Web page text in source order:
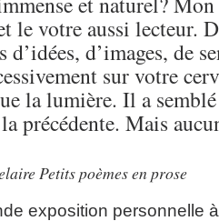
le votre aussi lecteur.
d’images, de
sur votre
la lumière. Il a
précédente. Mais
Petits poèmes en prose
exposition personnelle